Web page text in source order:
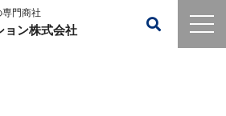
門商社
ョン株式会社